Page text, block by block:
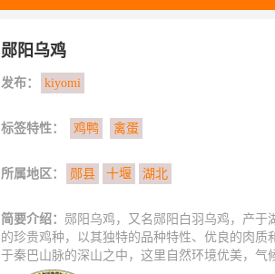
郧阳乌鸡
发布： kiyomi
标签特性： 鸡鸭 禽蛋
所属地区： 郧县 十堰 湖北
简要介绍： 郧阳乌鸡，又名郧阳白羽乌鸡，产于
的珍贵鸡种，以其独特的品种特性、优良的肉
于秦巴山脉的深山之中，这里自然环境优美，气